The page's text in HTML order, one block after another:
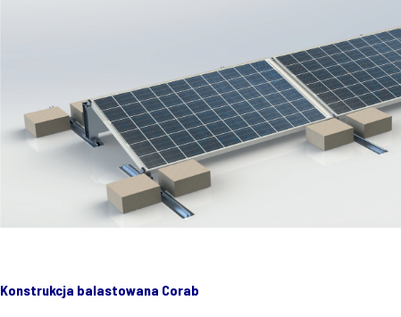
Konstrukcja balastowana Corab